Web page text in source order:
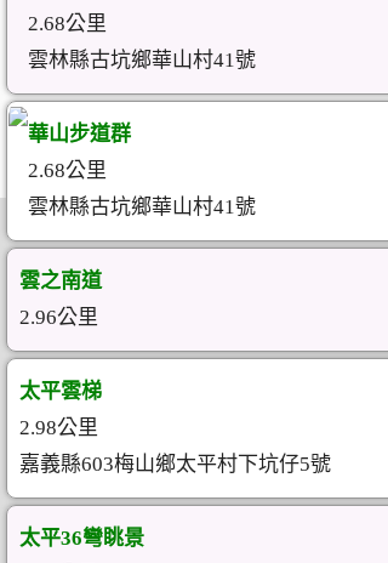
2.68公里
雲林縣古坑鄉華山村41號
華山步道群
2.68公里
雲林縣古坑鄉華山村41號
雲之南道
2.96公里
太平雲梯
2.98公里
嘉義縣603梅山鄉太平村下坑仔5號
太平36彎眺景